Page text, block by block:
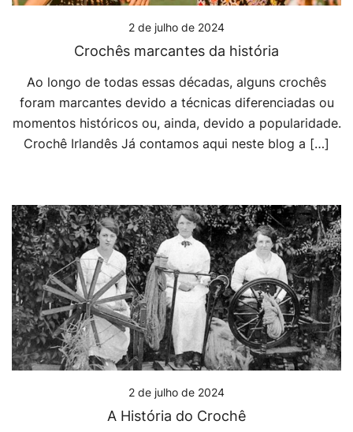
2 de julho de 2024
Crochês marcantes da história
Ao longo de todas essas décadas, alguns crochês
foram marcantes devido a técnicas diferenciadas ou
momentos históricos ou, ainda, devido a popularidade.
Crochê Irlandês Já contamos aqui neste blog a […]
2 de julho de 2024
A História do Crochê